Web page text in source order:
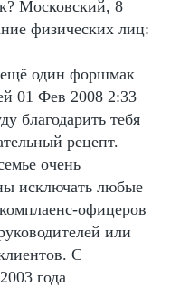
Московский, 8
физических лиц:
один форшмак
01 Фев 2008 2:33
благодарить тебя
рецепт.
очень
исключать любые
офицеров
или
С
года